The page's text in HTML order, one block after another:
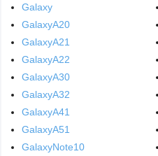
Galaxy
GalaxyA20
GalaxyA21
GalaxyA22
GalaxyA30
GalaxyA32
GalaxyA41
GalaxyA51
GalaxyNote10